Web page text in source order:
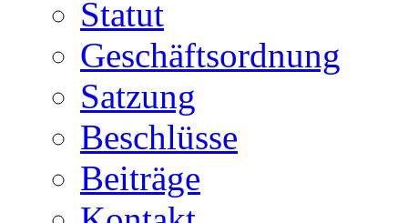
Statut
Geschäftsordnung
Satzung
Beschlüsse
Beiträge